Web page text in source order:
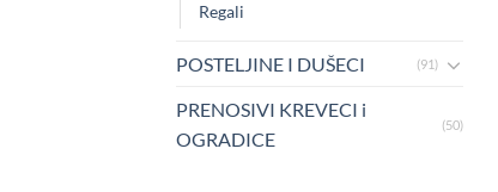
Regali
POSTELJINE I DUŠECI (91)
PRENOSIVI KREVECI i
OGRADICE
(50)